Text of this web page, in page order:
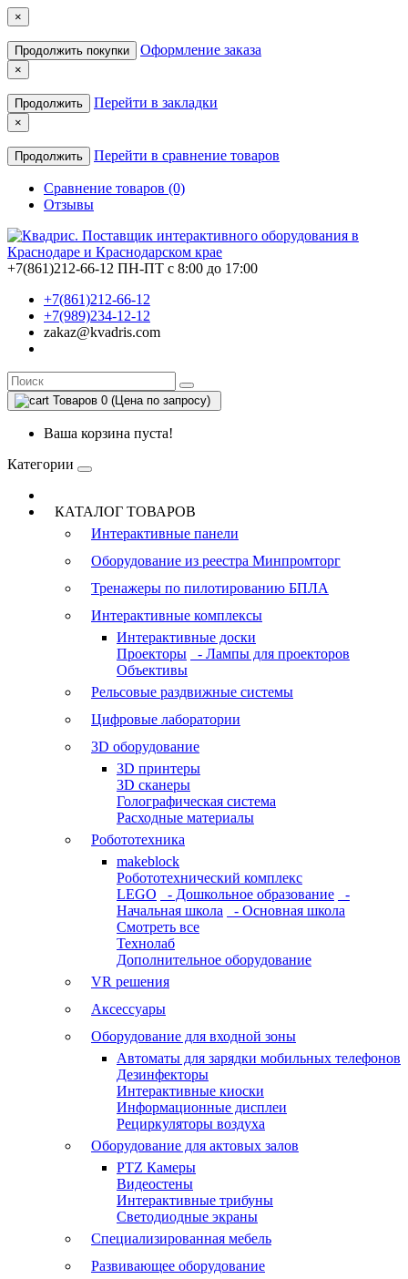
×
Продолжить покупки Оформление заказа
×
Продолжить Перейти в закладки
×
Продолжить Перейти в сравнение товаров
Сравнение товаров (0)
Отзывы
+7(861)212-66-12 ПН-ПТ с 8:00 до 17:00
+7(861)212-66-12
+7(989)234-12-12
zakaz@kvadris.com
Товаров 0 (Цена по запросу)
Ваша корзина пуста!
Категории
КАТАЛОГ ТОВАРОВ
Интерактивные панели
Оборудование из реестра Минпромторг
Тренажеры по пилотированию БПЛА
Интерактивные комплексы
Интерактивные доски
Проекторы
- Лампы для проекторов
Объективы
Рельсовые раздвижные системы
Цифровые лаборатории
3D оборудование
3D принтеры
3D сканеры
Голографическая система
Расходные материалы
Робототехника
makeblock
Робототехнический комплекс
LEGO
- Дошкольное образование
-
Начальная школа
- Основная школа
Смотреть все
Технолаб
Дополнительное оборудование
VR решения
Аксессуары
Оборудование для входной зоны
Автоматы для зарядки мобильных телефонов
Дезинфекторы
Интерактивные киоски
Информационные дисплеи
Рециркуляторы воздуха
Оборудование для актовых залов
PTZ Камеры
Видеостены
Интерактивные трибуны
Светодиодные экраны
Специализированная мебель
Развивающее оборудование